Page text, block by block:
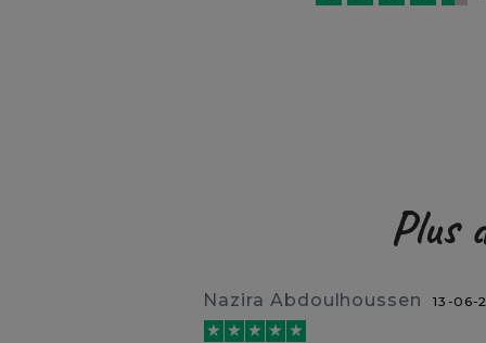
Plus
Nazira Abdoulhoussen 13-06-